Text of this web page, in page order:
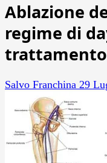
Ablazione
regime di
Salvo Franchina 29